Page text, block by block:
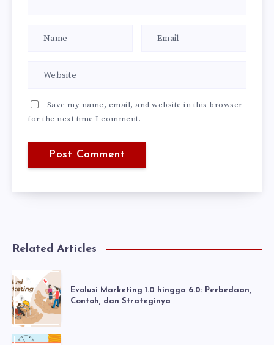
Save my name, email, and website in this browser
for the next time I comment.
Related Articles
Evolusi Marketing 1.0 hingga 6.0: Perbedaan,
Contoh, dan Strateginya